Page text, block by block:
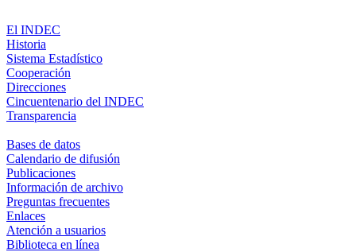
El INDEC
Historia
Sistema Estadístico
Cooperación
Direcciones
Cincuentenario del INDEC
Transparencia
Bases de datos
Calendario de difusión
Publicaciones
Información de archivo
Preguntas frecuentes
Enlaces
Atención a usuarios
Biblioteca en línea